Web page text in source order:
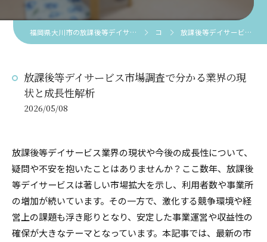
福岡県大川市の放課後等デイサービスなら児童発達支援 放課後等デイサービス 創芽 to 言葉。 コラム 放課後等デイサービス市場調査で分かる業界の現状と成長性解析
放課後等デイサービス市場調査で分かる業界の現
状と成長性解析
2026/05/08
放課後等デイサービス業界の現状や今後の成長性について、
疑問や不安を抱いたことはありませんか？ここ数年、放課後
等デイサービスは著しい市場拡大を示し、利用者数や事業所
の増加が続いています。その一方で、激化する競争環境や経
営上の課題も浮き彫りとなり、安定した事業運営や収益性の
確保が大きなテーマとなっています。本記事では、最新の市